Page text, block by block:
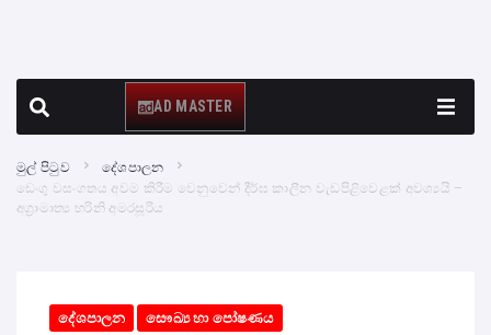
AD MASTER
මුල් පිටුව
දේශපාලන
ඩෙංගු වසංගතය අවම කිරීම වෙනුවෙන් දීර්ඝ කාලීන වැඩපිළිවෙළක් අවශ්‍යයි –
අග්‍රාමාත්‍ය හරිනි අමරසූරිය
දේශපාලන සෞඛ්‍ය හා පෝෂණය